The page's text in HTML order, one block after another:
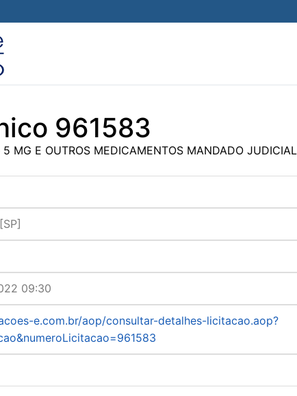
961583
5 MG E OUTROS MEDICAMENTOS MANDADO JUDICIAL
09:30
e.com.br/aop/consultar-detalhes-licitacao.aop?